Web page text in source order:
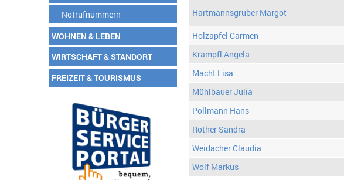
Notrufnummern
WOHNEN & LEBEN
WIRTSCHAFT & STANDORT
FREIZEIT & TOURISMUS
Hartmannsgruber Margot
Holzapfel Carmen
Krampfl Angela
Macht Lisa
Mühlbauer Julia
Pollmann Hans
Rother Sandra
Weidacher Claudia
Wolf Markus